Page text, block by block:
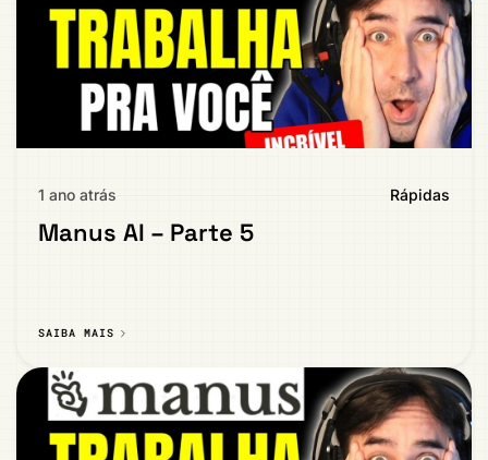
1 ano atrás Rápidas
Manus AI – Parte 5
SAIBA MAIS